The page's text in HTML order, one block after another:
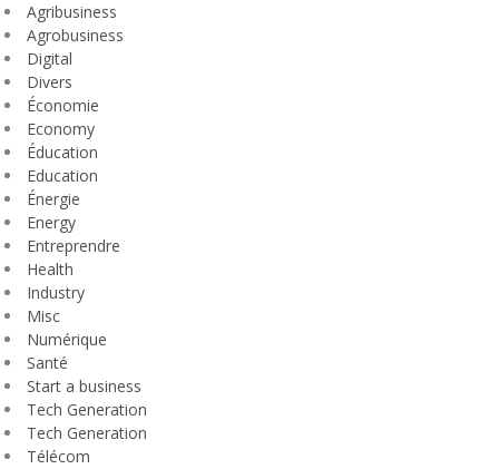
Agribusiness
Agrobusiness
Digital
Divers
Économie
Economy
Éducation
Education
Énergie
Energy
Entreprendre
Health
Industry
Misc
Numérique
Santé
Start a business
Tech Generation
Tech Generation
Télécom